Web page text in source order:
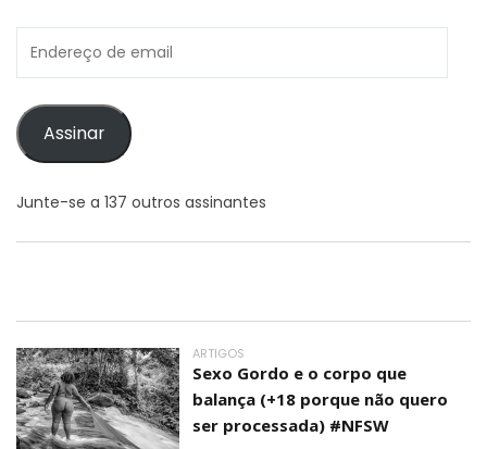
de
Assinar
Junte-se a 137 outros assinantes
ARTIGOS
Sexo Gordo e o corpo que
balança (+18 porque não quero
ser processada) #NFSW